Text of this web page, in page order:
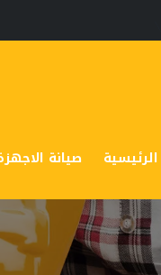
الرئيسية صيانة